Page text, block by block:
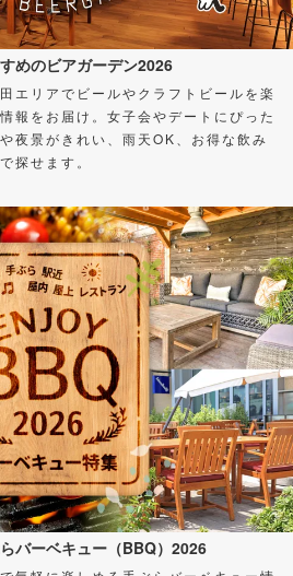
めのビアガーデン2026
エリアでビールやクラフトビールを楽
報をお届け。女子会やデートにぴった
夜景がきれい、雨天OK、お得な飲み
探せます。
バーベキュー（BBQ）2026